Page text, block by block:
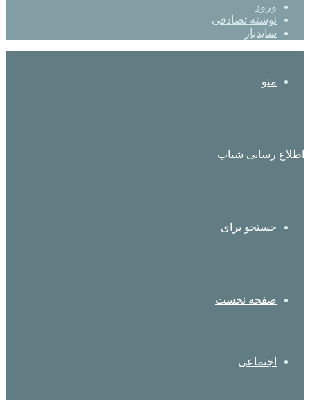
ورود
نوشته تصادفی
سایدبار
منو
اطلاع رسانی شباب
جستجو برای
صفحه نخست
اجتماعی